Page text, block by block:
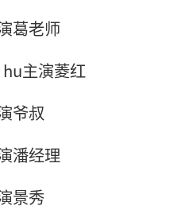
葛老师
主演菱红
爷叔
潘经理
景秀